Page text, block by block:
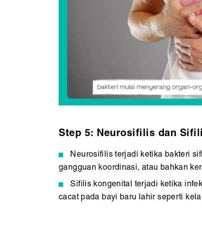
Step 5: Neurosifilis dan
Neurosifilis terjadi ketika bakteri
gangguan koordinasi, atau bahkan
Sifilis kongenital terjadi ketika
cacat pada bayi baru lahir seperti